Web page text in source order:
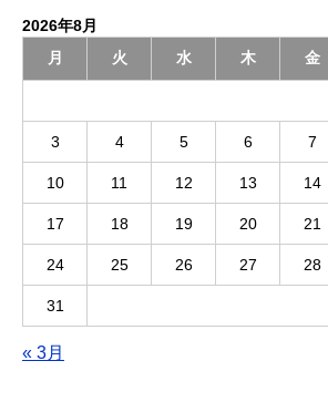
2026年8月
月
火 水 木 金
3 4 5 6 7
10 11 12 13 14
17 18 19 20 21
24 25 26 27 28
31
« 3月